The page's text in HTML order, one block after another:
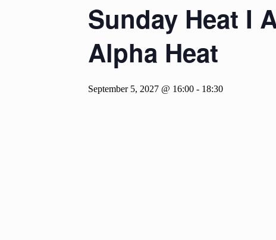
Sunday Heat I
Alpha Heat
September 5, 2027 @ 16:00 - 18:30